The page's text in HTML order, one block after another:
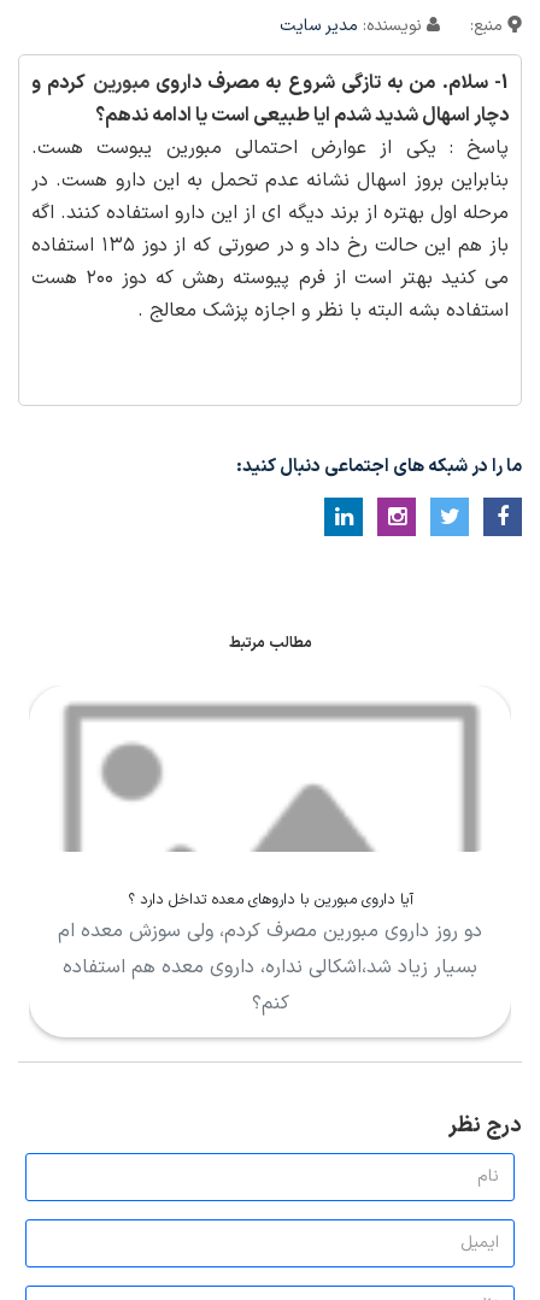
منبع: نویسنده: مدیر سایت
1- سلام. من به تازگی شروع به مصرف داروی مبورین کردم و
دچار اسهال شدید شدم ایا طبیعی است یا ادامه ندهم؟
پاسخ : یکی از عوارض احتمالی مبورین یبوست هست.
بنابراین بروز اسهال نشانه عدم تحمل به این دارو هست. در
مرحله اول بهتره از برند دیگه ای از این دارو استفاده کنند. اگه
باز هم این حالت رخ داد و در صورتی که از دوز ۱۳۵ استفاده
می کنید بهتر است از فرم پیوسته رهش که دوز ۲۰۰ هست
استفاده بشه البته با نظر و اجازه پزشک معالج .
ما را در شبکه های اجتماعی دنبال کنید:
مطالب مرتبط
آیا داروی مبورین با داروهای معده تداخل دارد ؟
دو روز داروی مبورین مصرف کردم، ولی سوزش معده ام
بسیار زیاد شد،اشکالی نداره، داروی معده هم استفاده
کنم؟
درج نظر